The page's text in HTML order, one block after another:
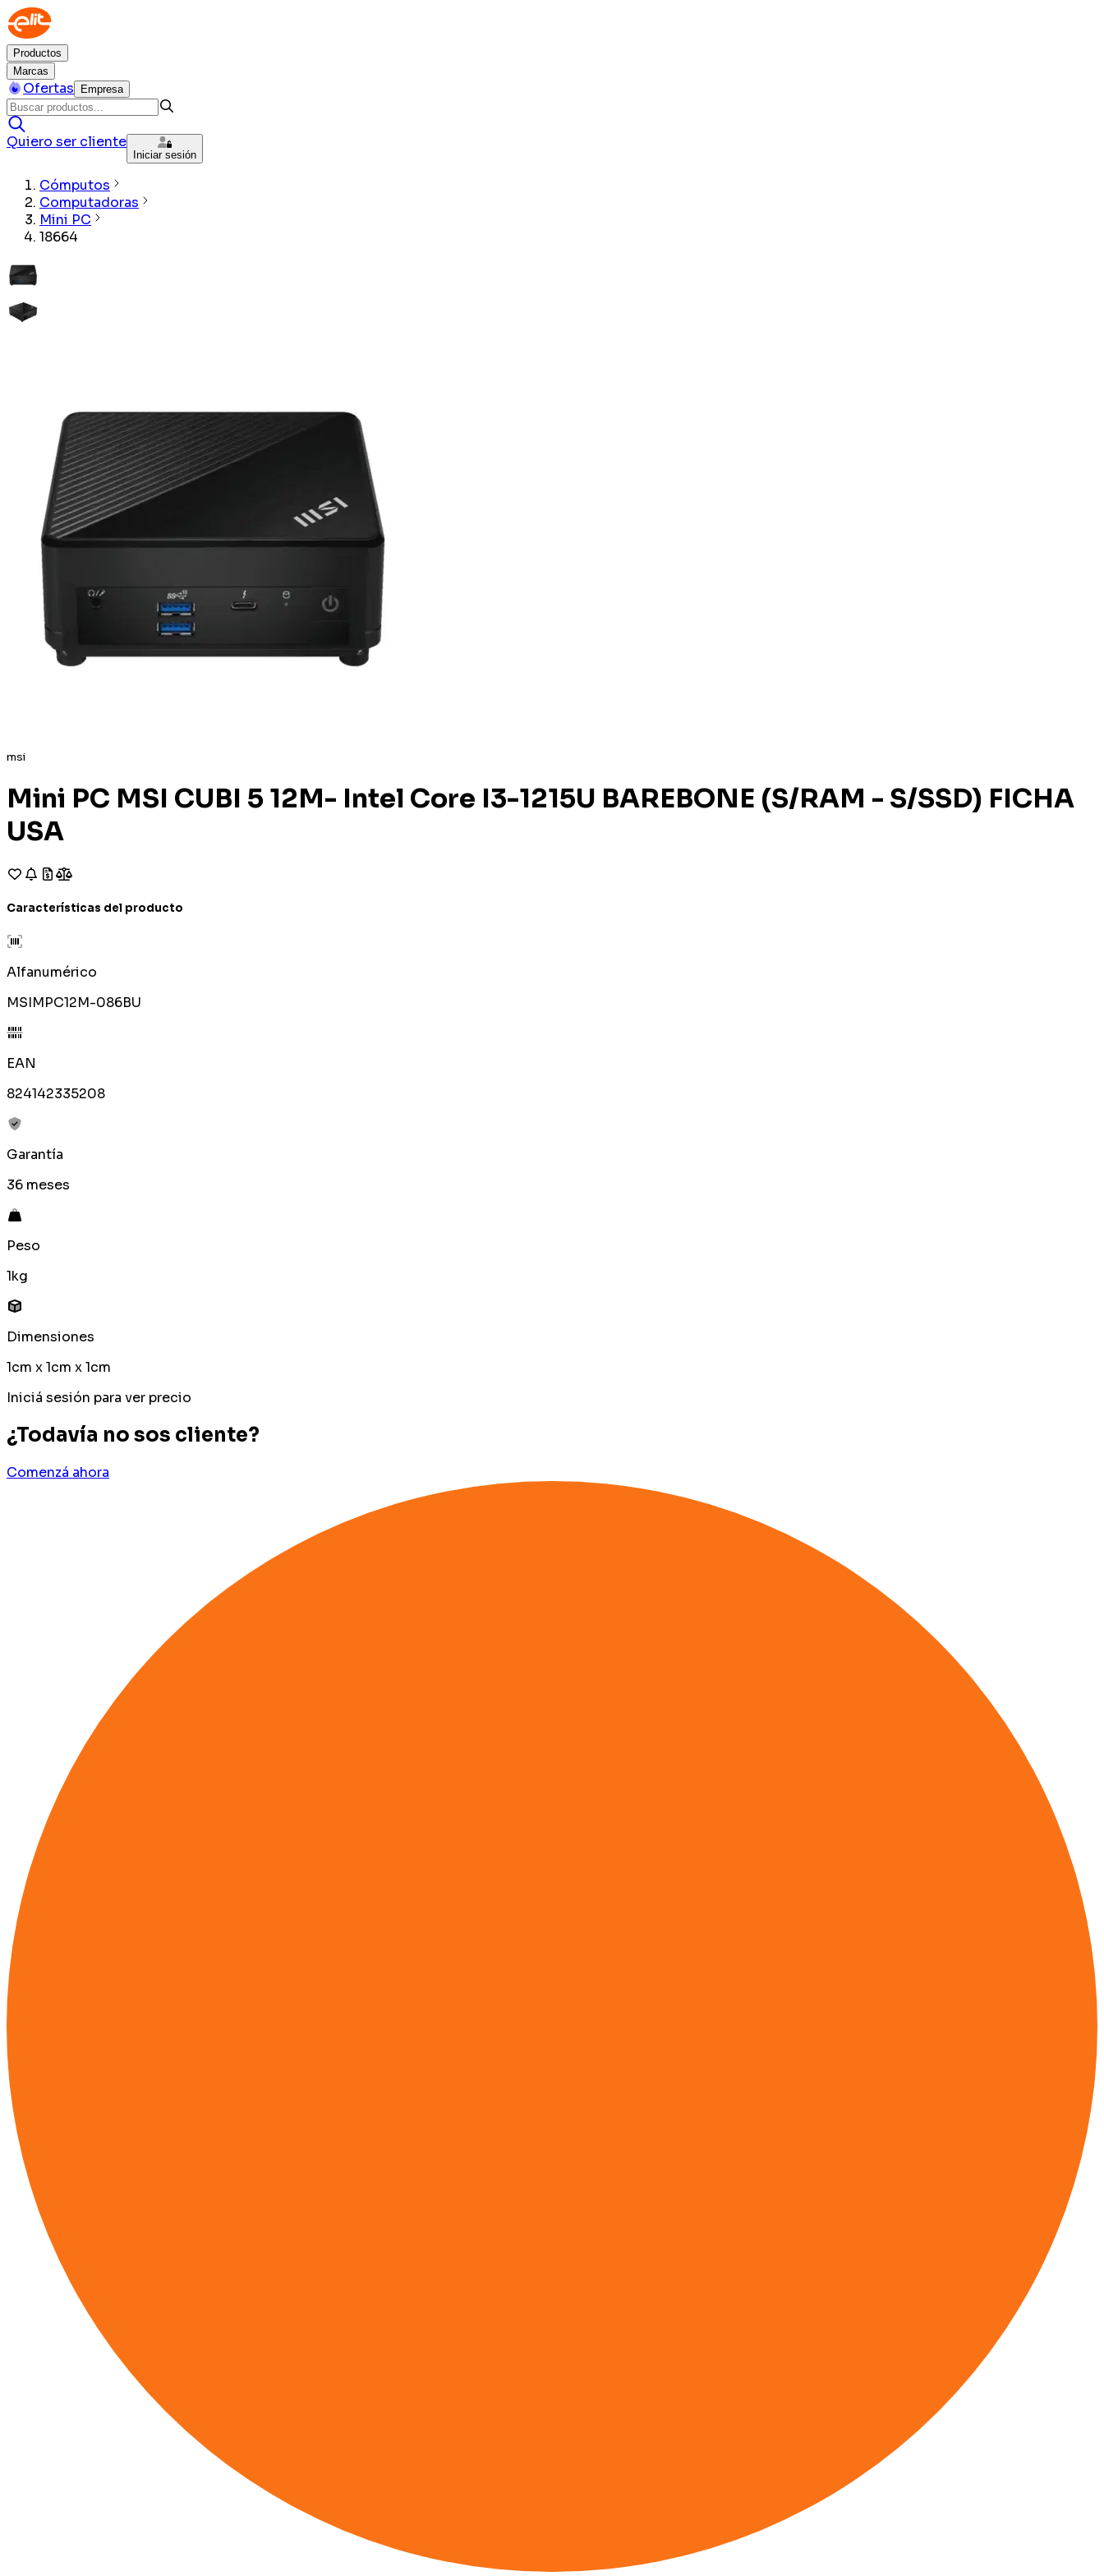
Productos
Marcas
Ofertas Empresa
Quiero ser cliente
Iniciar sesión
Cómputos
Computadoras
Mini PC
18664
msi
Mini PC MSI CUBI 5 12M- Intel Core I3-1215U BAREBONE (S/RAM - S/SSD) FICHA
USA
Características del producto
Alfanumérico
MSIMPC12M-086BU
EAN
824142335208
Garantía
36 meses
Peso
1kg
Dimensiones
1cm x 1cm x 1cm
Iniciá sesión para ver precio
¿Todavía no sos cliente?
Comenzá ahora